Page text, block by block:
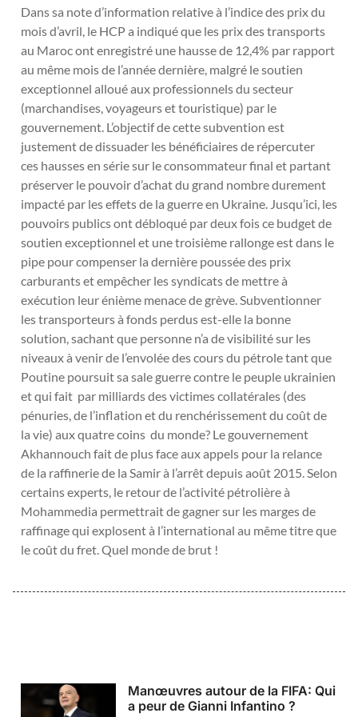
Dans sa note d’information relative à l’indice des prix du
mois d’avril, le HCP a indiqué que les prix des transports
au Maroc ont enregistré une hausse de 12,4% par rapport
au même mois de l’année dernière, malgré le soutien
exceptionnel alloué aux professionnels du secteur
(marchandises, voyageurs et touristique) par le
gouvernement. L’objectif de cette subvention est
justement de dissuader les bénéficiaires de répercuter
ces hausses en série sur le consommateur final et partant
préserver le pouvoir d’achat du grand nombre durement
impacté par les effets de la guerre en Ukraine. Jusqu’ici, les
pouvoirs publics ont débloqué par deux fois ce budget de
soutien exceptionnel et une troisième rallonge est dans le
pipe pour compenser la dernière poussée des prix
carburants et empêcher les syndicats de mettre à
exécution leur énième menace de grève. Subventionner
les transporteurs à fonds perdus est-elle la bonne
solution, sachant que personne n’a de visibilité sur les
niveaux à venir de l’envolée des cours du pétrole tant que
Poutine poursuit sa sale guerre contre le peuple ukrainien
et qui fait par milliards des victimes collatérales (des
pénuries, de l’inflation et du renchérissement du coût de
la vie) aux quatre coins du monde? Le gouvernement
Akhannouch fait de plus face aux appels pour la relance
de la raffinerie de la Samir à l’arrêt depuis août 2015. Selon
certains experts, le retour de l’activité pétrolière à
Mohammedia permettrait de gagner sur les marges de
raffinage qui explosent à l’international au même titre que
le coût du fret. Quel monde de brut !
Manœuvres autour de la FIFA: Qui
a peur de Gianni Infantino ?